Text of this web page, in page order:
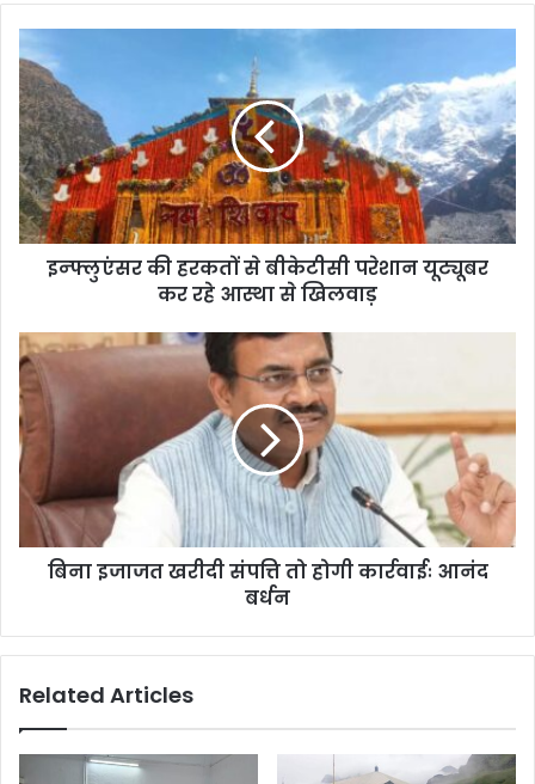
इन्फ्लुएंसर की हरकतों से बीकेटीसी परेशान यूट्यूबर
कर रहे आस्था से खिलवाड़
बिना इजाजत खरीदी संपत्ति तो होगी कार्रवाईः आनंद
बर्धन
Related Articles